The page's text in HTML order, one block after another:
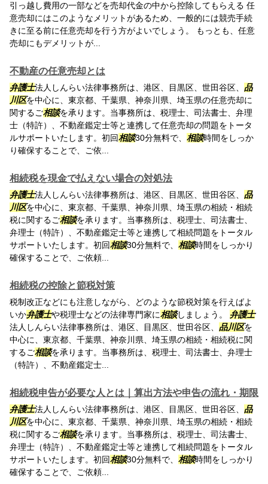
引っ越し費用の一部などを売却代金の中から控除してもらえる 任
意売却にはこのようなメリットがあるため、一般的には競売手続
きに至る前に任意売却を行う方がよいでしょう。 もっとも、任意
売却にもデメリットが...
不動産の任意売却とは
弁護士法人しんらい法律事務所は、港区、目黒区、世田谷区、 品
川区を中心に、東京都、千葉県、神奈川県、埼玉県の任意売却に
関するご相談を承ります。当事務所は、税理士、司法書士、弁理
士（特許）、不動産鑑定士等と連携して任意売却の問題をトータ
ルサポートいたします。初回相談30分無料で、 相談時間をしっか
り確保することで、ご依...
相続税を現金で払えない場合の対処法
弁護士法人しんらい法律事務所は、港区、目黒区、世田谷区、 品
川区を中心に、東京都、千葉県、神奈川県、埼玉県の相続・相続
税に関するご相談を承ります。当事務所は、税理士、司法書士、
弁理士（特許）、不動産鑑定士等と連携して相続問題をトータル
サポートいたします。初回相談30分無料で、 相談時間をしっかり
確保することで、ご依頼...
相続税の控除と節税対策
税制改正などにも注意しながら、どのような節税対策を行えばよ
いか弁護士や税理士などの法律専門家に相談しましょう。 弁護士
法人しんらい法律事務所は、港区、目黒区、世田谷区、 品川区を
中心に、東京都、千葉県、神奈川県、埼玉県の相続・相続税に関
するご相談を承ります。当事務所は、税理士、司法書士、弁理士
（特許）、不動産鑑定士...
相続税申告が必要な人とは｜算出方法や申告の流れ・期限
弁護士法人しんらい法律事務所は、港区、目黒区、世田谷区、 品
川区を中心に、東京都、千葉県、神奈川県、埼玉県の相続・相続
税に関するご相談を承ります。当事務所は、税理士、司法書士、
弁理士（特許）、不動産鑑定士等と連携して相続問題をトータル
サポートいたします。初回相談30分無料で、 相談時間をしっかり
確保することで、ご依頼...